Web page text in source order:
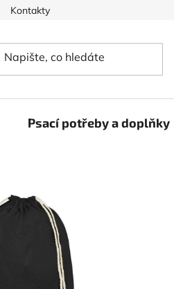
Kontakty
Psací potřeby a doplňky